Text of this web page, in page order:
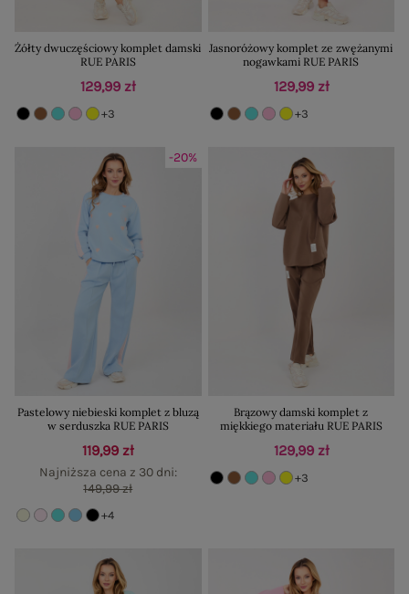
Żółty dwuczęściowy komplet damski
RUE PARIS
129,99 zł
+3
Jasnoróżowy komplet ze zwężanymi
nogawkami RUE PARIS
129,99 zł
+3
-20%
Pastelowy niebieski komplet z bluzą
w serduszka RUE PARIS
119,99 zł
Najniższa cena z 30 dni:
149,99 zł
+4
Brązowy damski komplet z
miękkiego materiału RUE PARIS
129,99 zł
+3